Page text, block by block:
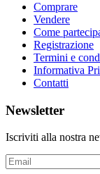
Comprare
Vendere
Come
Registrazione
Termini e
Informativa
Contatti
Newsletter
Iscriviti alla nostra